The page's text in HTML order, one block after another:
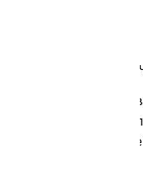
ее
с высокой
и перепадам